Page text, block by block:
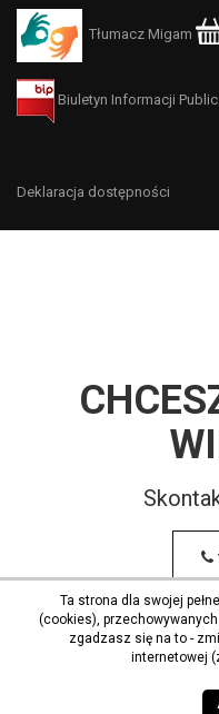
Tłumacz Migam
Biuletyn Informacji
Deklaracja dostępności
Ta strona dla swojej
(cookies),
zgadzasz się na to -
internetowej